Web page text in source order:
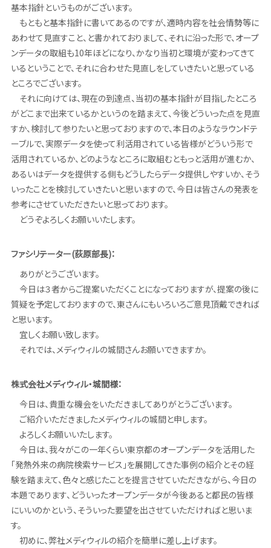
基本指針というものがございます。
もともと基本指針に書いてあるのですが、適時内容を社会情勢等に
あわせて見直すこと、と書かれておりまして、それに沿った形で、オープ
ンデータの取組も10年ほどになり、かなり当初と環境が変わってきて
いるということで、それに合わせた見直しをしていきたいと思っている
ところでございます。
それに向けては、現在の到達点、当初の基本指針が目指したところ
がどこまで出来ているかというのを踏まえて、今後どういった点を見直
すか、検討して参りたいと思っておりますので、本日のようなラウンドテ
ーブルで、実際データを使って利活用されている皆様がどういう形で
活用されているか、どのようなところに取組むともっと活用が進むか、
あるいはデータを提供する側もどうしたらデータ提供しやすいか、そう
いったことを検討していきたいと思いますので、今日は皆さんの発表を
参考にさせていただきたいと思っております。
どうぞよろしくお願いいたします。
ファシリテーター(荻原部長)：
ありがとうございます。
今日は３者からご提案いただくことになっておりますが、提案の後に
質疑を予定しておりますので、東さんにもいろいろご意見頂戴できれば
と思います。
宜しくお願い致します。
それでは、メディウィルの城間さんお願いできますか。
株式会社メディウィル・城間様：
今日は、貴重な機会をいただきましてありがとうございます。
ご紹介いただきましたメディウィルの城間と申します。
よろしくお願いいたします。
今日は、我々がこの一年くらい東京都のオープンデータを活用した
「発熱外来の病院検索サービス」を展開してきた事例の紹介とその経
験を踏まえて、色々と感じたことを提言させていただきながら、今日の
本題であります、どういったオープンデータが今後あると都民の皆様
にいいのかという、そういった要望を出させていただければと思いま
す。
初めに、弊社メディウィルの紹介を簡単に差し上げます。